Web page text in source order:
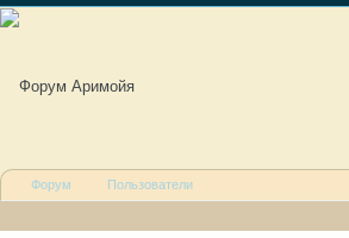
Форум Пользователи